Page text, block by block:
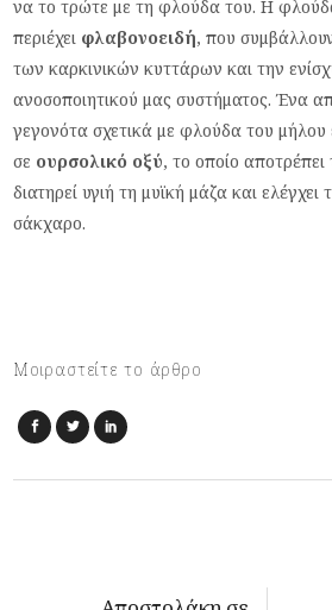
να το τρώτε με τη φλούδα του. Η
περιέχει φλαβονοειδή, που
των καρκινικών κυττάρων και την
ανοσοποιητικού μας συστήματος. Ένα
γεγονότα σχετικά με φλούδα του μήλου
σε ουρσολικό οξύ, το οποίο
διατηρεί υγιή τη μυϊκή μάζα και ελέγχει
σάκχαρο.
Μοιραστείτε το άρθρο